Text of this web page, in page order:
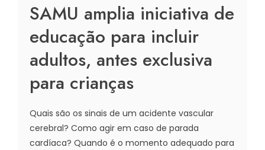
SAMU amplia iniciativa de
educação para incluir
adultos, antes exclusiva
para crianças
Quais são os sinais de um acidente vascular
cerebral? Como agir em caso de parada
cardíaca? Quando é o momento adequado para